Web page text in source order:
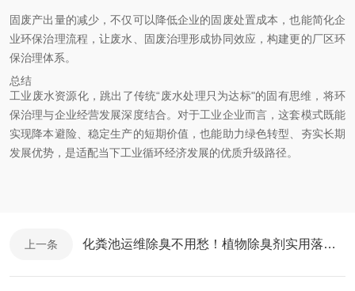
固废产出量的减少，不仅可以降低企业的固废处置成本，也能简化企
业环保治理流程，让废水、固废治理形成协同效应，构建更的厂区环
保治理体系。
总结
工业废水资源化，跳出了传统“废水处理只为达标"的固有思维，将环
保治理与企业经营发展深度结合。对于工业企业而言，这套模式既能
实现降本避险、稳定生产的短期价值，也能助力绿色转型、夯实长期
发展优势，是适配当下工业循环经济发展的优质升级路径。
上一条 化粪池运维除臭不用愁！植物除臭剂实用落地技巧